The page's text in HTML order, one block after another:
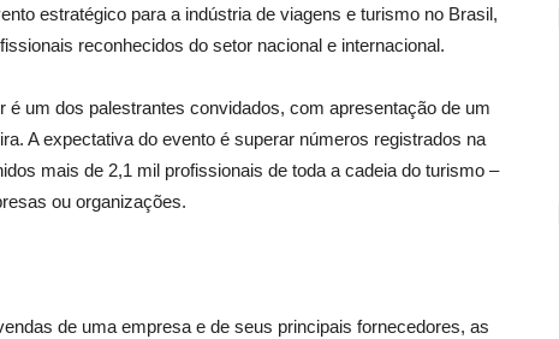
estratégico para a indústria de viagens e turismo no Brasil,
reconhecidos do setor nacional e internacional.
um dos palestrantes convidados, com apresentação de um
A expectativa do evento é superar números registrados na
mais de 2,1 mil profissionais de toda a cadeia do turismo –
ou organizações.
de uma empresa e de seus principais fornecedores, as